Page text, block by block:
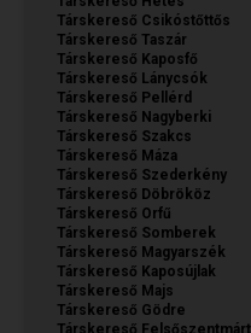
Társkereső Csikóstőttős
Társkereső Taszár
Társkereső Kaposfő
Társkereső Lánycsók
Társkereső Pellérd
Társkereső Nagyberki
Társkereső Szakcs
Társkereső Máza
Társkereső Szederkény
Társkereső Döbrököz
Társkereső Orfű
Társkereső Somberek
Társkereső Magyarszék
Társkereső Kaposújlak
Társkereső Majs
Társkereső Gödre
Társkereső